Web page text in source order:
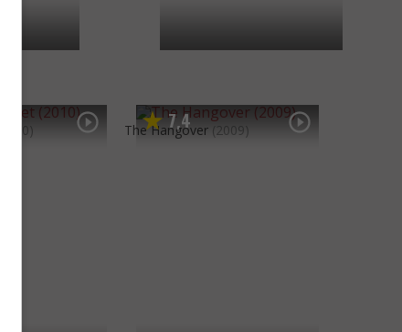
(2010) 7,4
The Hangover (2009)